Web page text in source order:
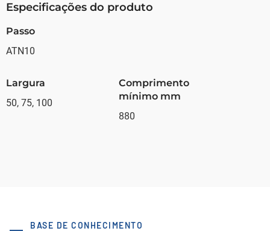
Especificações do produto
Passo
ATN10
Largura
50, 75, 100
Comprimento
mínimo mm
880
BASE DE CONHECIMENTO